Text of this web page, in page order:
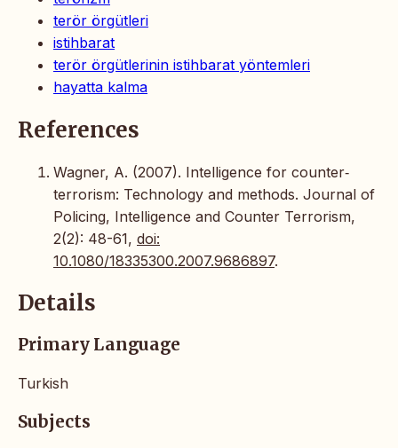
terör örgütleri
istihbarat
terör örgütlerinin istihbarat yöntemleri
hayatta kalma
References
Wagner, A. (2007). Intelligence for counter‐
terrorism: Technology and methods. Journal of
Policing, Intelligence and Counter Terrorism,
2(2): 48-61, doi:
10.1080/18335300.2007.9686897.
Details
Primary Language
Turkish
Subjects